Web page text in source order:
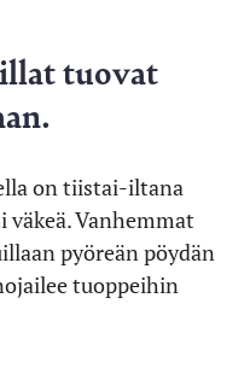
tuovat
on tiistai-iltana
väkeä. Vanhemmat
pyöreän pöydän
tuoppeihin